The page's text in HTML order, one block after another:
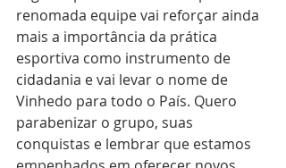
renomada equipe vai reforçar ainda
mais a importância da prática
esportiva como instrumento de
cidadania e vai levar o nome de
Vinhedo para todo o País. Quero
parabenizar o grupo, suas
conquistas e lembrar que estamos